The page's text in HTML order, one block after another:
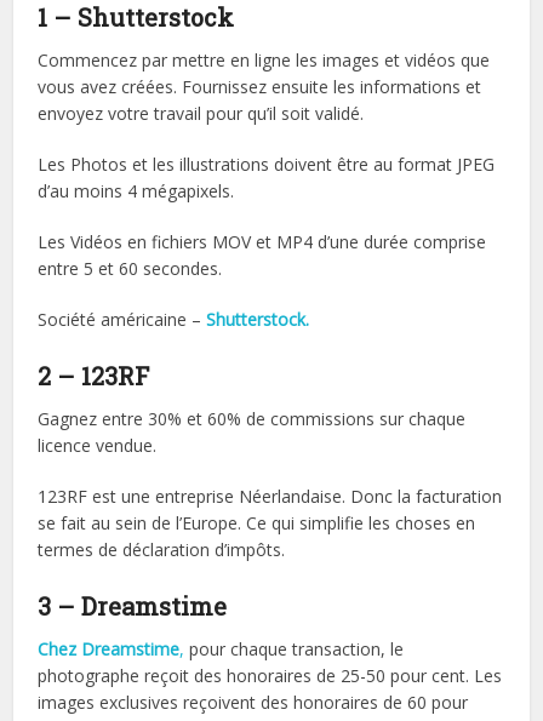
1 – Shutterstock
Commencez par mettre en ligne les images et vidéos que
vous avez créées. Fournissez ensuite les informations et
envoyez votre travail pour qu’il soit validé.
Les Photos et les illustrations doivent être au format JPEG
d’au moins 4 mégapixels.
Les Vidéos en fichiers MOV et MP4 d’une durée comprise
entre 5 et 60 secondes.
Société américaine –Shutterstock.
2 – 123RF
Gagnez entre 30% et 60% de commissions sur chaque
licence vendue.
123RF est une entreprise Néerlandaise. Donc la facturation
se fait au sein de l’Europe. Ce qui simplifie les choses en
termes de déclaration d’impôts.
3 – Dreamstime
Chez Dreamstime,pour chaque transaction, le
photographe reçoit des honoraires de 25-50 pour cent. Les
images exclusives reçoivent des honoraires de 60 pour